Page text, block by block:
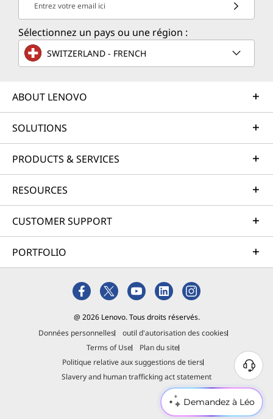
Demandez à Léo
Entrez votre email ici
Sélectionnez un pays ou une région :
SWITZERLAND - FRENCH
ABOUT LENOVO
SOLUTIONS
PRODUCTS & SERVICES
RESOURCES
CUSTOMER SUPPORT
PORTFOLIO
@ 2026 Lenovo. Tous droits réservés.
Données personnelles
outil d'autorisation des cookies
Terms of Use
Plan du site
Politique relative aux suggestions de tiers
Slavery and human trafficking act statement